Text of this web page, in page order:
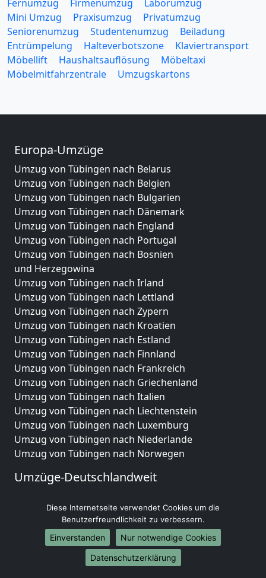
Fernumzug
Firmenumzug
Laborumzug
Mini Umzug
Praxisumzug
Privatumzug
Seniorenumzug
Studentenumzug
Beiladung
Entrümpelung
Halteverbotszone
Klaviertransport
Möbellift
Haushaltsauflösung
Möbeltaxi
Möbelmitfahrzentrale
Umzugskartons
Europa-Umzüge
Umzug von Tübingen nach Belarus
Umzug von Tübingen nach Belgien
Umzug von Tübingen nach Bulgarien
Umzug von Tübingen nach Dänemark
Umzug von Tübingen nach England
Umzug von Tübingen nach Portugal
Umzug von Tübingen nach Bosnien
und Herzegowina
Umzug von Tübingen nach Irland
Umzug von Tübingen nach Lettland
Umzug von Tübingen nach Zypern
Umzug von Tübingen nach Kroatien
Umzug von Tübingen nach Estland
Umzug von Tübingen nach Finnland
Umzug von Tübingen nach Frankreich
Umzug von Tübingen nach Griechenland
Umzug von Tübingen nach Italien
Umzug von Tübingen nach Liechtenstein
Umzug von Tübingen nach Luxemburg
Umzug von Tübingen nach Niederlande
Umzug von Tübingen nach Norwegen
Umzüge-Deutschlandweit
Umzug von Tübingen nach Hamburg
Umzug von Tübingen nach München
Umzug von Tübingen nach Köln
Umzug von Tübingen nach Frankfurt am Main
Umzug von Tübingen nach Stuttgart
Diese Internetseite verwendet Cookies um die
Benutzerfreundlichkeit zu verbessern.
Einverstanden
Nur notwendige Cookies
Datenschutzerklärung